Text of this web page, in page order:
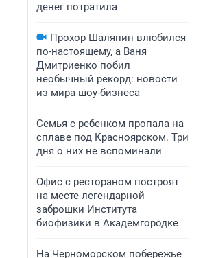
денег потратила
Прохор Шаляпин влюбился
по-настоящему, а Ваня
Дмитриенко побил
необычный рекорд: новости
из мира шоу-бизнеса
Семья с ребенком пропала на
сплаве под Красноярском. Три
дня о них не вспоминали
Офис с рестораном построят
на месте легендарной
заброшки Института
биофизики в Академгородке
На Черноморском побережье